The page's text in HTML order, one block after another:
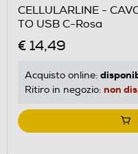
CELLULARLINE -
TO USB C-Rosa
€ 14,49
Acquisto online:
Ritiro in negozio: non